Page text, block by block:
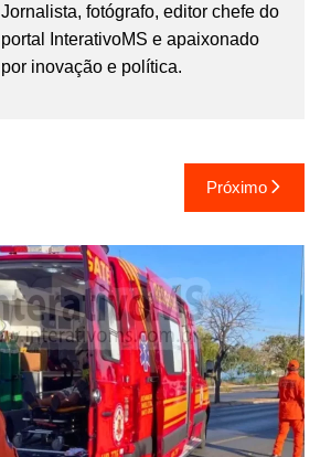
Jornalista, fotógrafo, editor chefe do
portal InterativoMS e apaixonado
por inovação e política.
Próximo